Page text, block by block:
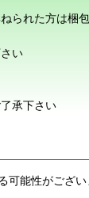
られた方は梱
い
承下さい
能性がご